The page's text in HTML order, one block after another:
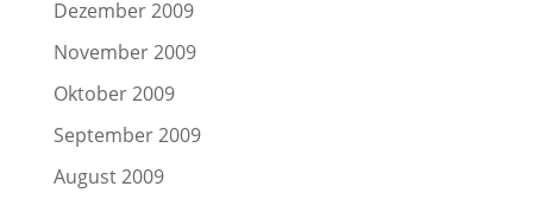
Dezember 2009
November 2009
Oktober 2009
September 2009
August 2009